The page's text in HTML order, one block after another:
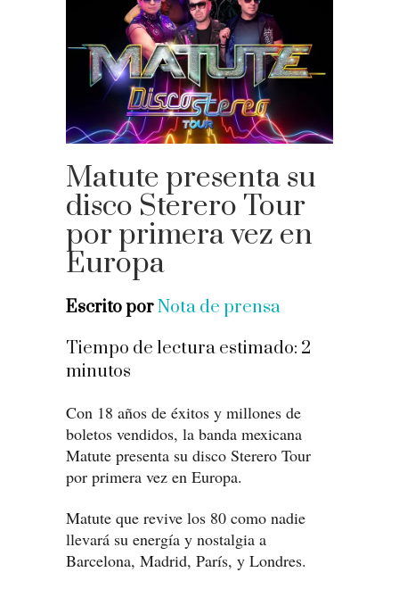
Matute presenta su
disco Sterero Tour
por primera vez en
Europa
Escrito porNota de prensa
Tiempo de lectura estimado: 2
minutos
Con 18 años de éxitos y millones de
boletos vendidos, la banda mexicana
Matute presenta su disco Sterero Tour
por primera vez en Europa.
Matute que revive los 80 como nadie
llevará su energía y nostalgia a
Barcelona, Madrid, París, y Londres.